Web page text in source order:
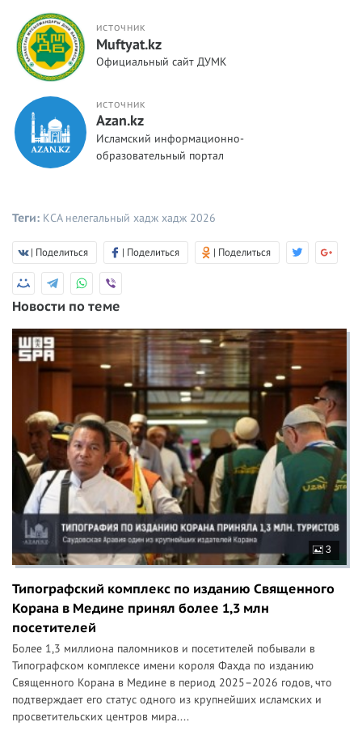
ИСТОЧНИК
Muftyat.kz
Официальный сайт ДУМК
ИСТОЧНИК
Azan.kz
Исламский информационно-
образовательный портал
Теги: КСА нелегальный хадж хадж 2026
| Поделиться | Поделиться | Поделиться
Новости по теме
3
Типографский комплекс по изданию Священного
Корана в Медине принял более 1,3 млн
посетителей
Более 1,3 миллиона паломников и посетителей побывали в
Типографском комплексе имени короля Фахда по изданию
Священного Корана в Медине в период 2025–2026 годов, что
подтверждает его статус одного из крупнейших исламских и
просветительских центров мира....